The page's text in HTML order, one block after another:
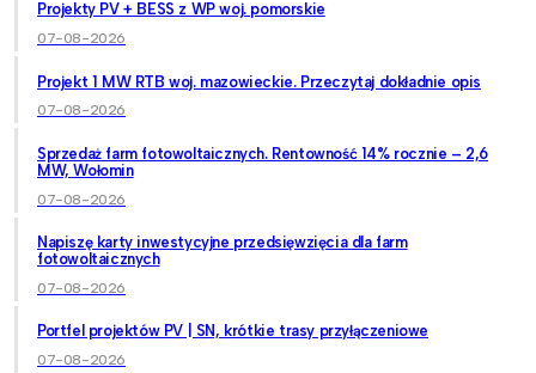
Projekty PV + BESS z WP woj. pomorskie
07-08-2026
Projekt 1 MW RTB woj. mazowieckie. Przeczytaj dokładnie opis
07-08-2026
Sprzedaż farm fotowoltaicznych. Rentowność 14% rocznie – 2,6
MW, Wołomin
07-08-2026
Napiszę karty inwestycyjne przedsięwzięcia dla farm
fotowoltaicznych
07-08-2026
Portfel projektów PV | SN, krótkie trasy przyłączeniowe
07-08-2026